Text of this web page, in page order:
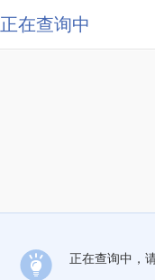
正在查询中
正在查询中，